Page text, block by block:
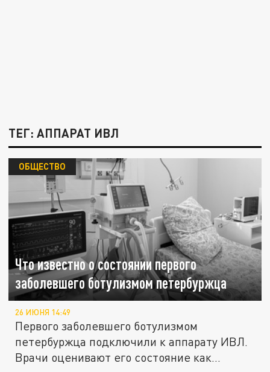
ТЕГ: АППАРАТ ИВЛ
Что известно о состоянии первого
заболевшего ботулизмом петербуржца
ОБЩЕСТВО
26 ИЮНЯ 14:49
Первого заболевшего ботулизмом
петербуржца подключили к аппарату ИВЛ.
Врачи оценивают его состояние как...